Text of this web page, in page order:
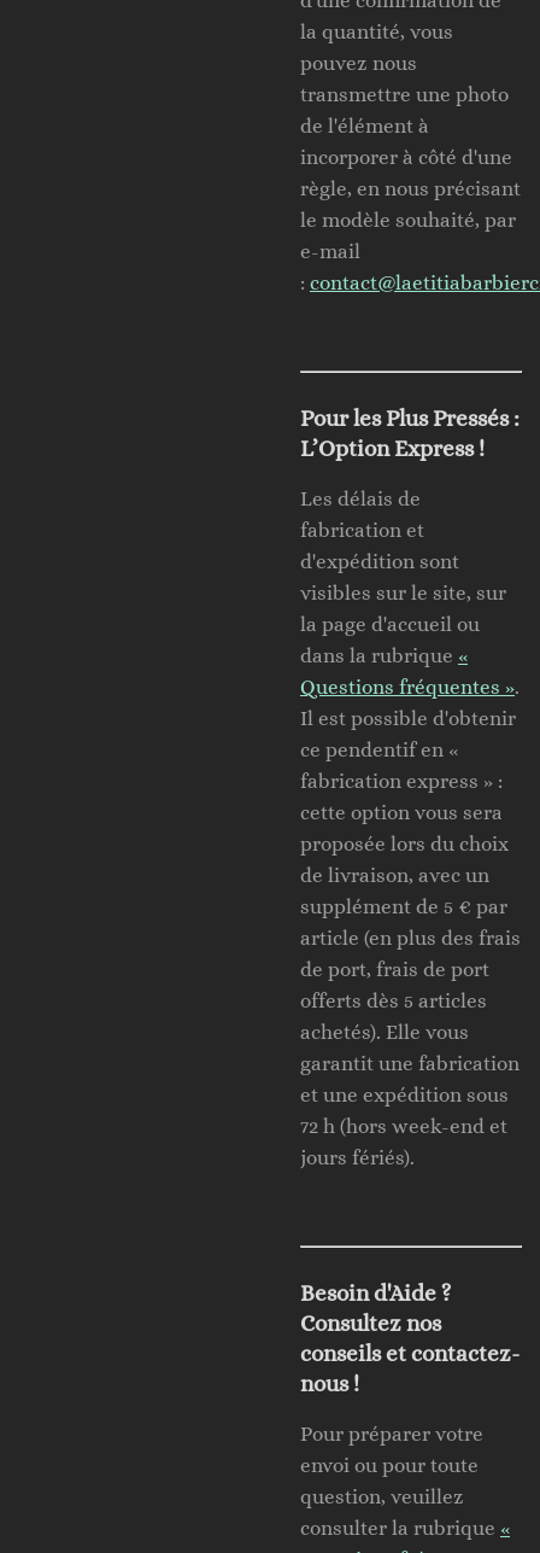
la quantité, vous
pouvez nous
transmettre une photo
de l'élément à
incorporer à côté d'une
règle, en nous précisant
le modèle souhaité, par
e-mail
: contact
Pour les Plus Pressés :
L’Option Express !
Les délais de
fabrication et
d'expédition sont
visibles sur le site, sur
la page d'accueil ou
dans la rubrique «
Questions fréquentes ».
Il est possible d'obtenir
ce pendentif en «
fabrication express » :
cette option vous sera
proposée lors du choix
de livraison, avec un
supplément de 5 € par
article (en plus des frais
de port, frais de port
offerts dès 5 articles
achetés). Elle vous
garantit une fabrication
et une expédition sous
72 h (hors week-end et
jours fériés).
Besoin d'Aide ?
Consultez nos
conseils et contactez-
nous !
Pour préparer votre
envoi ou pour toute
question, veuillez
consulter la rubrique «